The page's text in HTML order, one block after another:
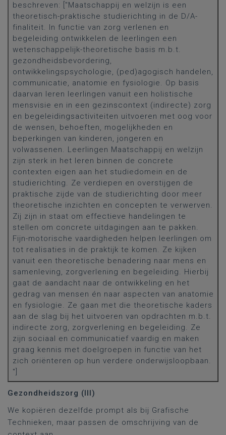
beschreven: ["Maatschappij en welzijn is een
theoretisch-praktische studierichting in de D/A-
finaliteit. In functie van zorg verlenen en
begeleiding ontwikkelen de leerlingen een
wetenschappelijk-theoretische basis m.b.t.
gezondheidsbevordering,
ontwikkelingspsychologie, (ped)agogisch handelen,
communicatie, anatomie en fysiologie. Op basis
daarvan leren leerlingen vanuit een holistische
mensvisie en in een gezinscontext (indirecte) zorg
en begeleidingsactiviteiten uitvoeren met oog voor
de wensen, behoeften, mogelijkheden en
beperkingen van kinderen, jongeren en
volwassenen. Leerlingen Maatschappij en welzijn
zijn sterk in het leren binnen de concrete
contexten eigen aan het studiedomein en de
studierichting. Ze verdiepen en overstijgen de
praktische zijde van de studierichting door meer
theoretische inzichten en concepten te verwerven.
Zij zijn in staat om effectieve handelingen te
stellen om concrete uitdagingen aan te pakken.
Fijn-motorische vaardigheden helpen leerlingen om
tot realisaties in de praktijk te komen. Ze kijken
vanuit een theoretische benadering naar mens en
samenleving, zorgverlening en begeleiding. Hierbij
gaat de aandacht naar de ontwikkeling en het
gedrag van mensen én naar aspecten van anatomie
en fysiologie. Ze gaan met die theoretische kaders
aan de slag bij het uitvoeren van opdrachten m.b.t.
indirecte zorg, zorgverlening en begeleiding. Ze
zijn sociaal en communicatief vaardig en maken
graag kennis met doelgroepen in functie van het
zich oriënteren op hun verdere onderwijsloopbaan.
"]
Gezondheidszorg (III)
We kopiëren dezelfde prompt als bij Grafische
Technieken, maar passen de omschrijving van de